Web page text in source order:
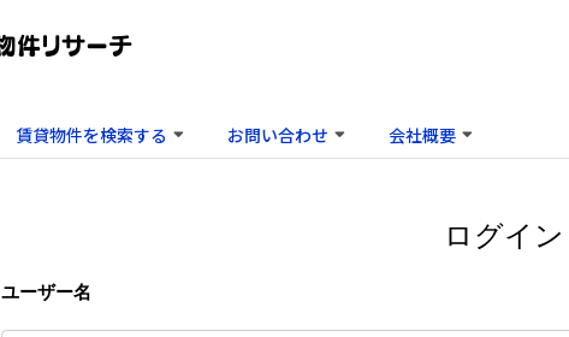
賃貸物件を検索する お問い合わせ 会社概要
ログイン
ユーザー名